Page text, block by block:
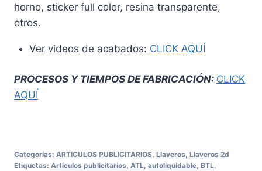
horno, sticker full color, resina transparente,
otros.
Ver videos de acabados: CLICK AQUÍ
PROCESOS Y TIEMPOS DE FABRICACIÓN: CLICK
AQUÍ
Categorías: ARTICULOS PUBLICITARIOS, Llaveros, Llaveros 2d
Etiquetas: Artículos publicitarios, ATL, autoliquidable, BTL,